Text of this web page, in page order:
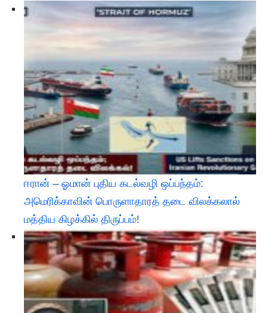
ஈரான் – ஓமான் புதிய கடல்வழி ஒப்பந்தம்:
அமெரிக்காவின் பொருளாதாரத் தடை விலக்கலால்
மத்திய கிழக்கில் திருப்பம்!